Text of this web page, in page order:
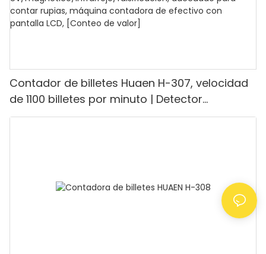
Contador de billetes Huaen H-307, velocidad
de 1100 billetes por minuto | Detector
UV/magnético/infrarrojo/falsificación,